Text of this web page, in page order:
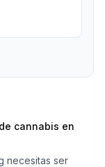
cannabis en
necesitas ser